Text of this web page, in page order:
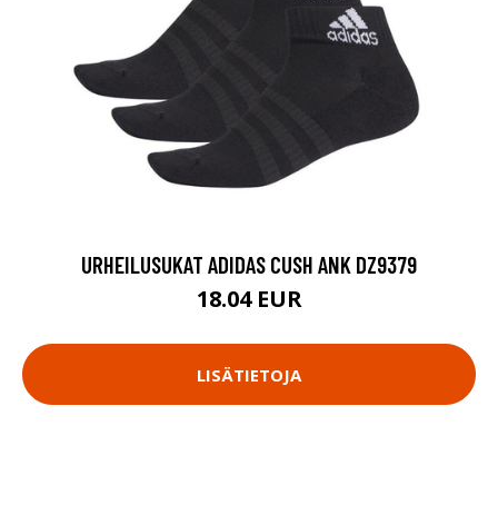
URHEILUSUKAT ADIDAS CUSH ANK DZ9379
18.04 EUR
LISÄTIETOJA